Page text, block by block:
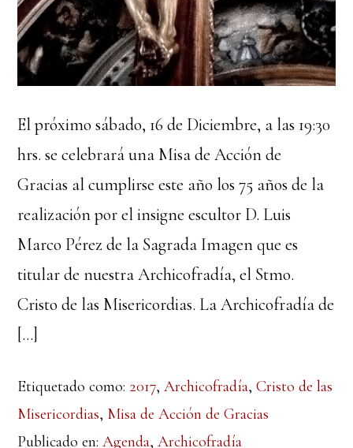
El próximo sábado, 16 de Diciembre, a las 19:30
hrs. se celebrará una Misa de Acción de
Gracias al cumplirse este año los 75 años de la
realización por el insigne escultor D. Luis
Marco Pérez de la Sagrada Imagen que es
titular de nuestra Archicofradía, el Stmo.
Cristo de las Misericordias. La Archicofradía de
[…]
Etiquetado como: 2017,Archicofradía,Cristo de las
Misericordias, Misa de Acción de Gracias
Publicado en:Agenda,Archicofradía